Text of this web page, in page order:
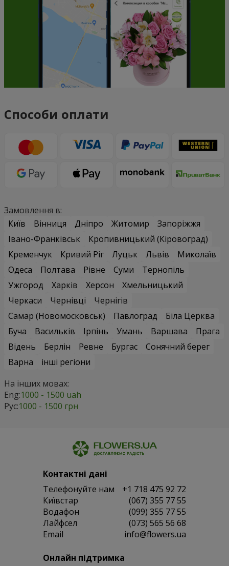
Способи оплати
Замовлення в:
Київ
Вінниця Дніпро Житомир
Запоріжжя
Івано-Франківськ
Кропивницький (Кіровоград)
Кременчук
Кривий Ріг Луцьк Львів
Миколаїв
Одеса
Полтава Рівне Суми
Тернопіль
Ужгород
Харків Херсон
Хмельницький
Черкаси
Чернівці
Чернігів
Самар (Новомосковськ)
Павлоград
Біла Церква
Буча
Васильків Ірпінь Умань Варшава
Прага
Відень
Берлін Ревне Бургас
Сонячний берег
Варна
інші регіони
На інших мовах:
Eng:1000 - 1500 uah
Рус:1000 - 1500 грн
Контактні дані
Телефонуйте нам
+1 718 475 92 72
Київстар
(067) 355 77 55
Водафон
(099) 355 77 55
Лайфсел
(073) 565 56 68
Email
info@flowers.ua
Онлайн підтримка